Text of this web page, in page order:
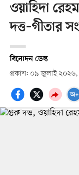
ওয়াহিদা
দত্ত–গীতার
বিনোদন ডেস্ক
প্রকাশ: ০৯ জুলাই